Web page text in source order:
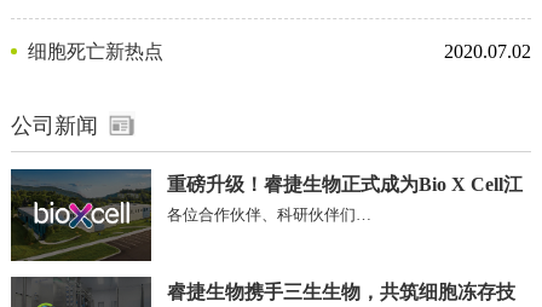
剂
细胞死亡新热点 2020.07.02
公司新闻
重磅升级！睿捷生物正式成为Bio X Cell江
苏、安徽区域独家代理商
各位合作伙伴、科研伙伴们…
睿捷生物携手三生生物，共筑细胞冻存技